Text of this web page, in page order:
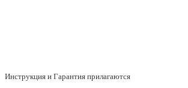
Инструкция и Гарантия прилагаются